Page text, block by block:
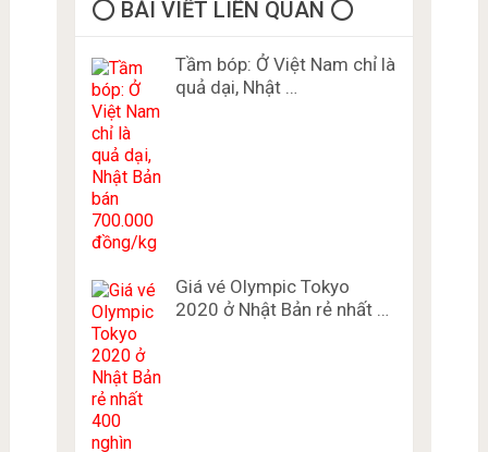
⭕️ BÀI VIẾT LIÊN QUAN ⭕️
Tầm bóp: Ở Việt Nam chỉ là
quả dại, Nhật …
Giá vé Olympic Tokyo
2020 ở Nhật Bản rẻ nhất …